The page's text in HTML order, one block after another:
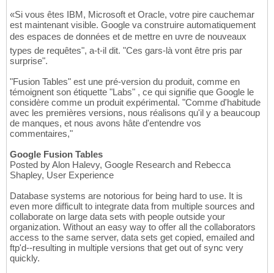
«Si vous êtes IBM, Microsoft et Oracle, votre pire cauchemar
est maintenant visible. Google va construire automatiquement
des espaces de données et de mettre en uvre de nouveaux
types de requêtes", a-t-il dit. "Ces gars-là vont être pris par
surprise".
"Fusion Tables" est une pré-version du produit, comme en
témoignent son étiquette "Labs" , ce qui signifie que Google le
considère comme un produit expérimental. "Comme d'habitude
avec les premières versions, nous réalisons qu'il y a beaucoup
de manques, et nous avons hâte d'entendre vos
commentaires,"
Google Fusion Tables
Posted by Alon Halevy, Google Research and Rebecca
Shapley, User Experience
Database systems are notorious for being hard to use. It is
even more difficult to integrate data from multiple sources and
collaborate on large data sets with people outside your
organization. Without an easy way to offer all the collaborators
access to the same server, data sets get copied, emailed and
ftp'd--resulting in multiple versions that get out of sync very
quickly.